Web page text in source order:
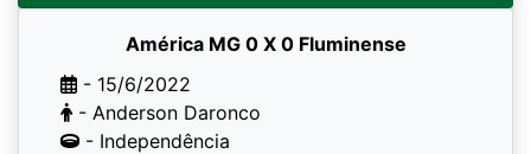
América MG 0 X 0 Fluminense
- 15/6/2022
- Anderson Daronco
- Independência